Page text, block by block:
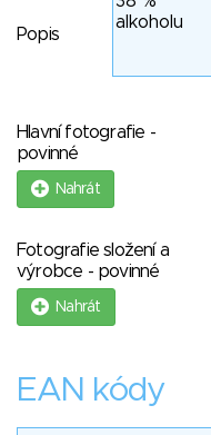
Popis
Hlavní fotografie -
povinné
Nahrát
Fotografie složení a
výrobce - povinné
Nahrát
EAN kódy